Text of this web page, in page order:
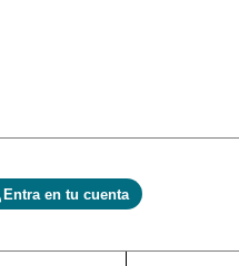
Entra en tu cuenta